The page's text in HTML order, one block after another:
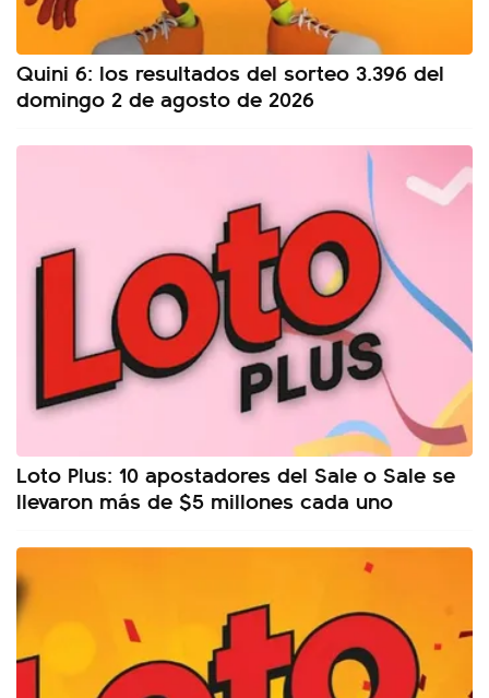
Quini 6: los resultados del sorteo 3.396 del
domingo 2 de agosto de 2026
Loto Plus: 10 apostadores del Sale o Sale se
llevaron más de $5 millones cada uno